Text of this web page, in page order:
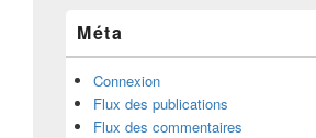
Méta
Connexion
Flux des publications
Flux des commentaires